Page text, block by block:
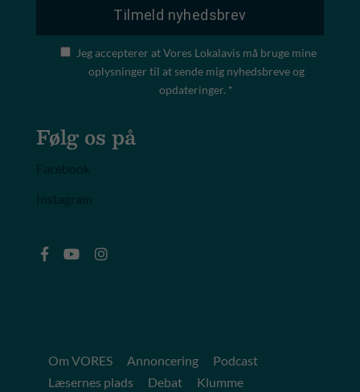
Jeg accepterer at Vores Lokalavis må bruge mine
oplysninger til at sende mig nyhedsbreve og
opdateringer. *
Følg os på
Om VORES Annoncering
Podcast
Læsernes plads
Debat Klumme